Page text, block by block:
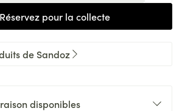
Réservez pour la collecte
de Sandoz
disponibles